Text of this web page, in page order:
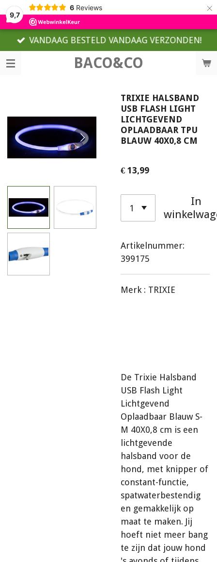
9,7
6 Reviews ×
BACO&CO
VANDAAG BESTELD VANDAAG VERZONDEN!
TRIXIE HALSBAND
USB FLASH LIGHT
LICHTGEVEND
OPLAADBAAR TPU
BLAUW 40X0,8 CM
€ 13,99
In
Artikelnummer:
399175
Merk : TRIXIE
De Trixie Halsband
USB Flash Light
Lichtgevend
Oplaadbaar Blauw S-
M 40X0,8 cm is een
lichtgevende
halsband voor de
hond, met knipper of
constant-functie,
spatwaterbestendig
en gemakkelijk op
maat te maken. Jij
hoeft niet meer bang
te zijn dat jouw hond